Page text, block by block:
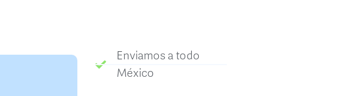
Enviamos a todo
México